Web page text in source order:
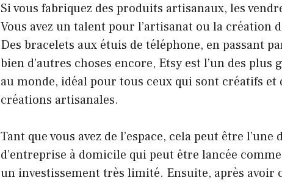
Si vous fabriquez des produits artisanaux, les
Vous avez un talent pour l’artisanat ou la création
Des bracelets aux étuis de téléphone, en passant
bien d’autres choses encore, Etsy est l’un des
au monde, idéal pour tous ceux qui sont créatifs et
créations artisanales.
Tant que vous avez de l’espace, cela peut être
d’entreprise à domicile qui peut être lancée
un investissement très limité. Ensuite, après avoir